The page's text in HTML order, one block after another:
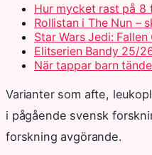
Hur mycket rast på 8
Rollistan i The Nun –
Star Wars Jedi:
Elitserien Bandy 25/
När tappar barn
Varianter som afte,
i pågående svensk
forskning avgörande.